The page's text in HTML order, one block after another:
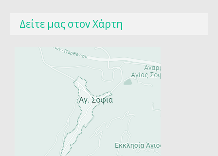
Δείτε μας στοv Χάρτη